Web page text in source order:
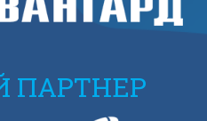
ПАРТНЕР